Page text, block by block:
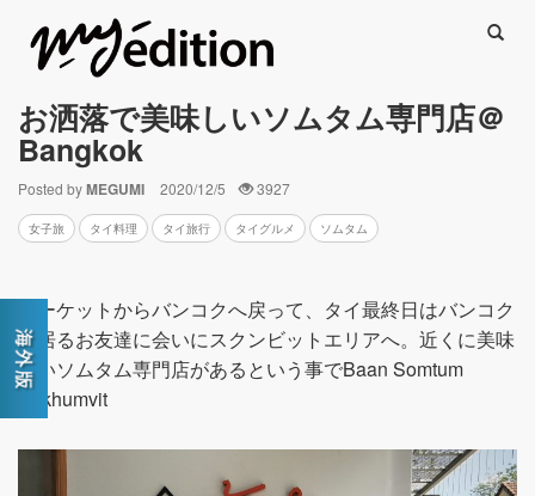
お洒落で美味しいソムタム専門店＠
Bangkok
Posted byMEGUMI 2020/12/5 3927
女子旅 タイ料理 タイ旅行 タイグルメ ソムタム
プーケットからバンコクへ戻って、タイ最終日はバンコク
に居るお友達に会いにスクンビットエリアへ。近くに美味
しいソムタム専門店があるという事でBaan Somtum
Sukhumvit